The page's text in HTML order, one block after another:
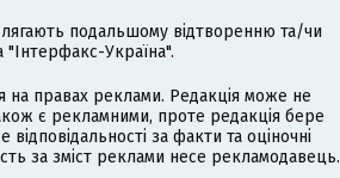
подальшому відтворенню та/чи
Україна".
правах реклами. Редакція може не
є рекламними, проте редакція бере
за факти та оціночні
за зміст реклами несе рекламодавець.